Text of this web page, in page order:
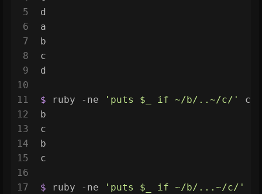
5
6
7
8
9
10
11
12
13
14
15
16
17
d
a
b
c
d
$ ruby -ne 'puts $_ if ~/b/..~/c/'
b
c
b
c
$ ruby -ne 'puts $_ if ~/b/...~/c/'